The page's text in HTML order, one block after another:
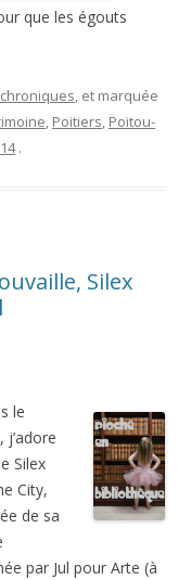
que les égouts
, et marquée
, Poitiers, Poitou-
.
Silex
le
j’adore
Silex
City,
de sa
par Jul pour Arte (à